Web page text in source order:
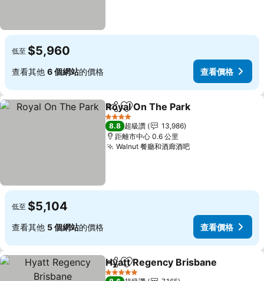
低至 $5,960
查看其他 6 個網站的價格 查看價格
分享 加入我的最愛
Royal On The Park
4 星級
8.8 超級讚
13,986
距離市中心 0.6 公里
Walnut 餐廳和酒廊酒吧
低至 $5,104
查看其他 5 個網站的價格 查看價格
分享 加入我的最愛
Hyatt Regency Brisbane
5 星級